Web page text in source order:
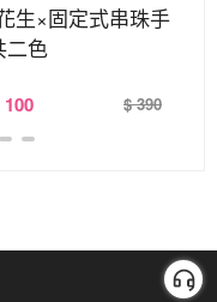
生×固定式串珠手
二色
100 $ 390